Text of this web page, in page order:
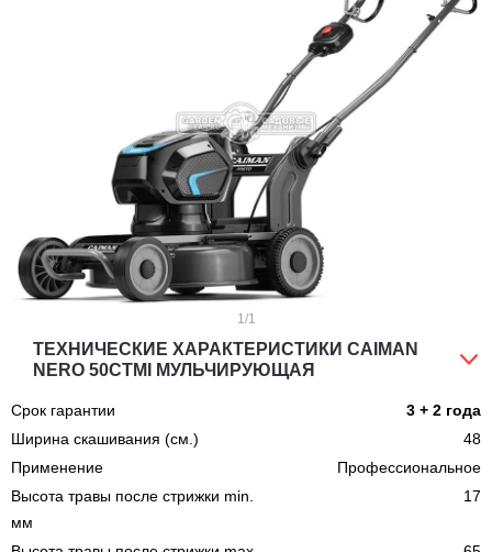
1 /1
ТЕХНИЧЕСКИЕ ХАРАКТЕРИСТИКИ CAIMAN
NERO 50CTMI МУЛЬЧИРУЮЩАЯ
Срок гарантии
3 + 2 года
Ширина скашивания (см.)
48
Применение
Профессиональное
Высота травы после стрижки min.
мм
17